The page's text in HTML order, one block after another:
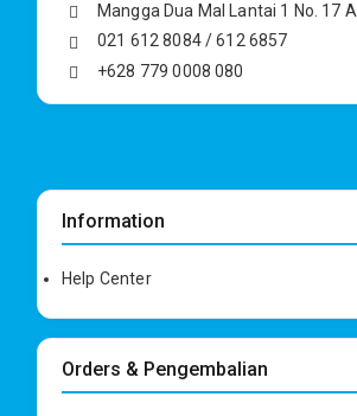
Mangga Dua Mal Lantai 1 No. 17 A
021 612 8084 / 612 6857
+628 779 0008 080
Information
Help Center
Orders & Pengembalian